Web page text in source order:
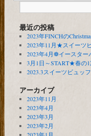
最近の投稿
2023年FINCHの
2023年11月★スイーツ
2023年4月❁イースター
3月1日～START★春の
2023.3スイーツビュッ
アーカイブ
2023年11月
2023年4月
2023年3月
2023年2月